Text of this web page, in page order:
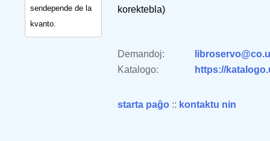
sendepende de la
kvanto.
korektebla)
Demandoj:
Katalogo:
https://
starta paĝo :: kontaktu nin